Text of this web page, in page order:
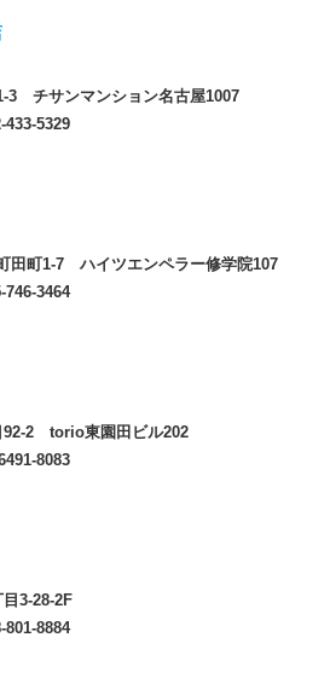
3 チサンマンション名古屋1007
433-5329
田町1-7 ハイツエンペラー修学院107
746-3464
92-2 torio東園田ビル202
8083
3-28-2F
801-8884